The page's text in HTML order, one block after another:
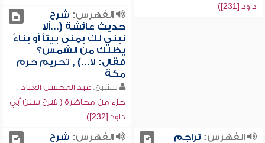
داود [231])
الفهرس: شرح
حديث عائشة (...ألا
نبني لك بمنى بيتاً أو بناءً
يظلك من الشمس؟
فقال: لا...) , تحريم حرم
مكة
للشيخ: عبد المحسن العباد
جزء من محاضرة ( شرح سنن أبي
داود [232])
الفهرس: تراجم
الفهرس: شرح